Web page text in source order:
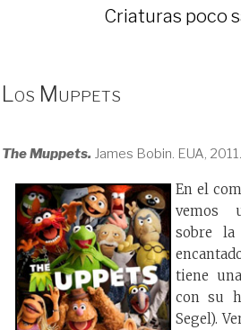
Criaturas poco
Los Muppets
The Muppets. James Bobin. EUA, 2011.
En el
vemos
sobre la
tiene
con su
Segel).